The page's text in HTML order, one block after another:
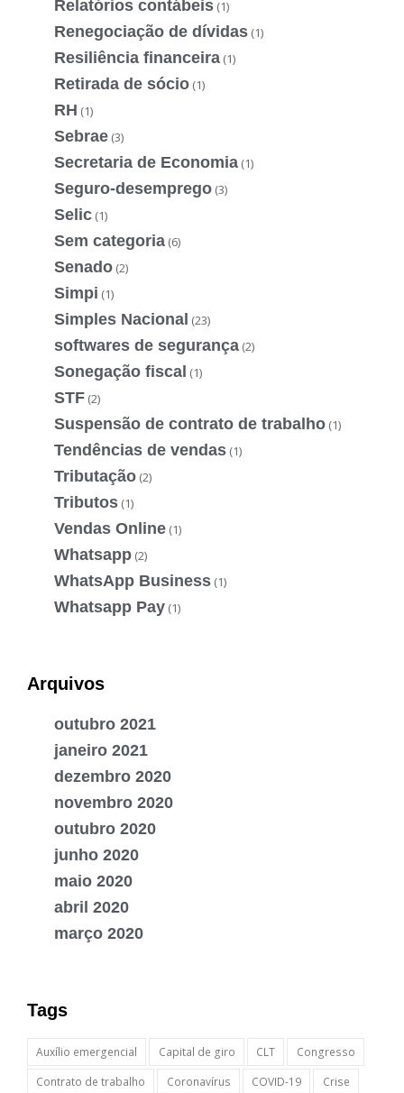
Relatórios contábeis (1)
Renegociação de dívidas (1)
Resiliência financeira (1)
Retirada de sócio (1)
RH (1)
Sebrae (3)
Secretaria de Economia (1)
Seguro-desemprego (3)
Selic (1)
Sem categoria (6)
Senado (2)
Simpi (1)
Simples Nacional (23)
softwares de segurança (2)
Sonegação fiscal (1)
STF (2)
Suspensão de contrato de trabalho (1)
Tendências de vendas (1)
Tributação (2)
Tributos (1)
Vendas Online (1)
Whatsapp (2)
WhatsApp Business (1)
Whatsapp Pay (1)
Arquivos
outubro 2021
janeiro 2021
dezembro 2020
novembro 2020
outubro 2020
junho 2020
maio 2020
abril 2020
março 2020
Tags
Auxílio emergencial Capital de giro CLT
Congresso
Contrato de trabalho
Coronavírus COVID-19
Crise